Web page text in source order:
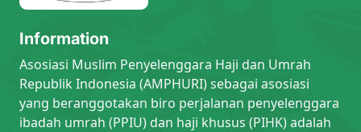
Information
Asosiasi Muslim Penyelenggara Haji dan Umrah
Republik Indonesia (AMPHURI) sebagai asosiasi
yang beranggotakan biro perjalanan penyelenggara
ibadah umrah (PPIU) dan haji khusus (PIHK) adalah